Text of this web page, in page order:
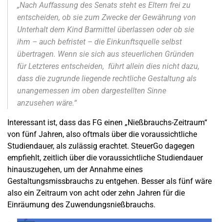
„Nach Auffassung des Senats steht es Eltern frei zu
entscheiden, ob sie zum Zwecke der Gewährung von
Unterhalt dem Kind Barmittel überlassen oder ob sie
ihm – auch befristet – die Einkunftsquelle selbst
übertragen. Wenn sie sich aus steuerlichen Gründen
für Letzteres entscheiden, führt allein dies nicht dazu,
dass die zugrunde liegende rechtliche Gestaltung als
unangemessen im oben dargestellten Sinne
anzusehen wäre.“
Interessant ist, dass das FG einen „Nießbrauchs-Zeitraum“
von fünf Jahren, also oftmals über die voraussichtliche
Studiendauer, als zulässig erachtet. SteuerGo dagegen
empfiehlt, zeitlich über die voraussichtliche Studiendauer
hinauszugehen, um der Annahme eines
Gestaltungsmissbrauchs zu entgehen. Besser als fünf wäre
also ein Zeitraum von acht oder zehn Jahren für die
Einräumung des Zuwendungsnießbrauchs.